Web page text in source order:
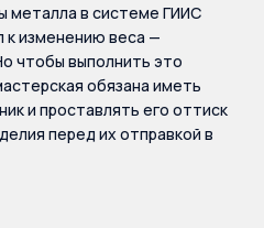
металла в системе ГИИС
изменению веса —
чтобы выполнить это
обязана иметь
и проставлять его оттиск
перед их отправкой в